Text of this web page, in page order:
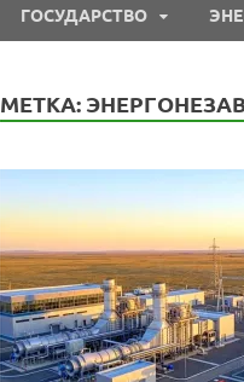
ГОСУДАРСТВО
МЕТКА: